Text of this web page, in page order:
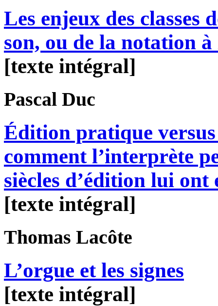
Les enjeux des classes
son, ou de la notation
[texte intégral]
Pascal Duc
Édition pratique
comment l’interprète
siècles d’édition lui ont
[texte intégral]
Thomas Lacôte
L’orgue et les signes
[texte intégral]